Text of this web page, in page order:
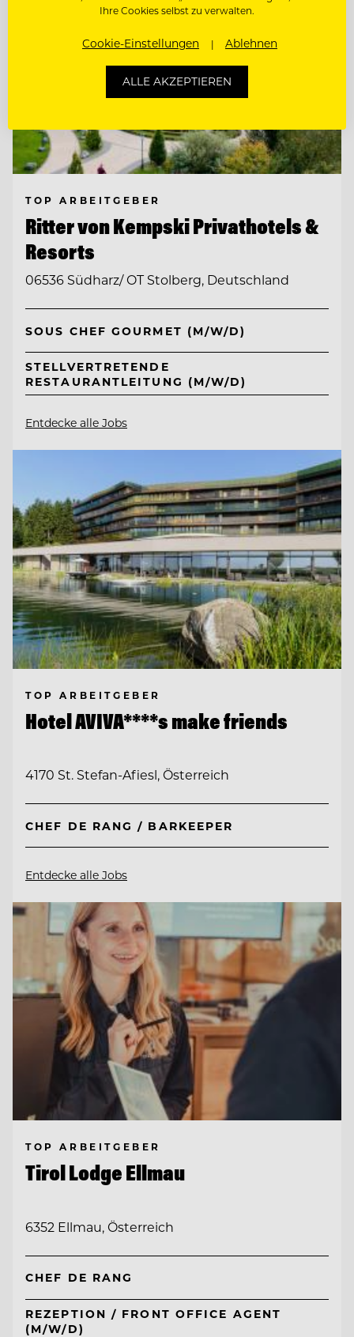
TOP ARBEITGEBER
Ritter von Kempski Privathotels &
Resorts
06536 Südharz/ OT Stolberg, Deutschland
SOUS CHEF GOURMET (M/W/D)
STELLVERTRETENDE
RESTAURANTLEITUNG (M/W/D)
Entdecke alle Jobs
TOP ARBEITGEBER
Hotel AVIVA****s make friends
4170 St. Stefan-Afiesl, Österreich
CHEF DE RANG / BARKEEPER
Entdecke alle Jobs
TOP ARBEITGEBER
Tirol Lodge Ellmau
6352 Ellmau, Österreich
CHEF DE RANG
REZEPTION / FRONT OFFICE AGENT
(M/W/D)
Ihre Cookies selbst zu verwalten.
Cookie-Einstellungen Ablehnen
ALLE AKZEPTIEREN